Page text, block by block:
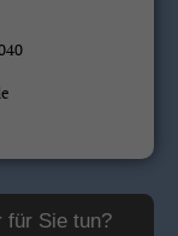
für Sie tun?